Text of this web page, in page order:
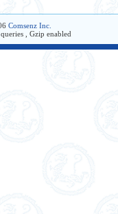
Comsenz Inc.
, Gzip enabled